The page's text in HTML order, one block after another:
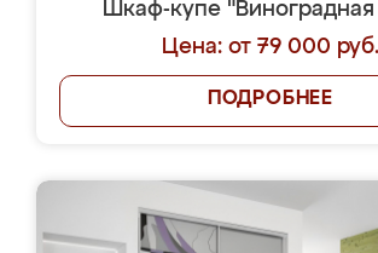
Шкаф-купе "Виноградная
Цена: от 79 000 руб.
ПОДРОБНЕЕ